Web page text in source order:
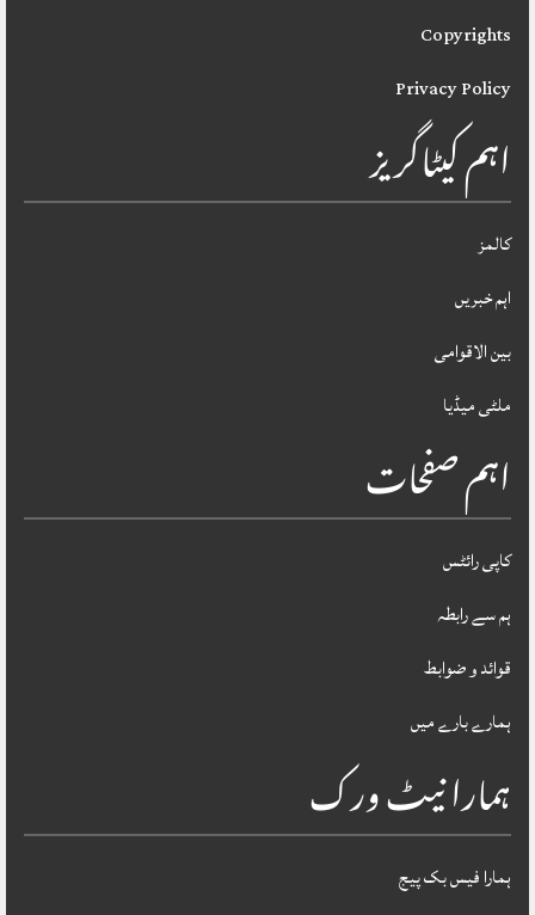
Copyrights
Privacy Policy
اہم کیٹاگریز
کالمز
اہم خبریں
بین الاقوامی
ملٹی میڈیا
اہم صفحات
کاپی رائٹس
ہم سے رابطہ
قوائد و ضوابط
ہمارے بارے میں
ہمارا نیٹ ورک
ہمارا فیس بک پیج